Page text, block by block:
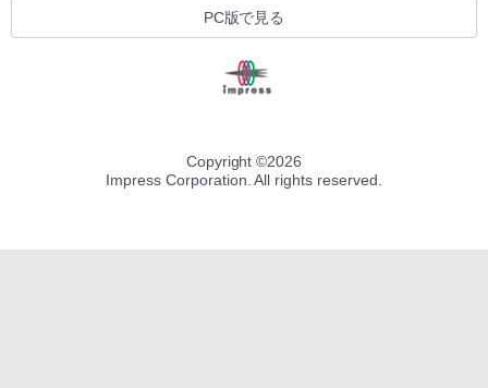
PC版で見る
Copyright ©2026
Impress Corporation. All rights reserved.